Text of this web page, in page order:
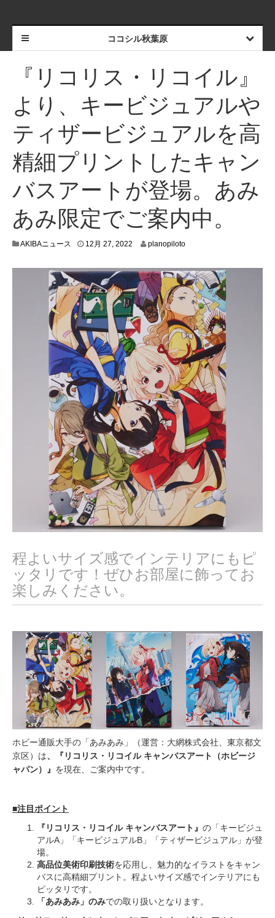
ココシル秋葉原
『リコリス・リコイル』
より、キービジュアルや
ティザービジュアルを高
精細プリントしたキャン
バスアートが登場。あみ
あみ限定でご案内中。
AKIBAニュース 12月 27, 2022
2
0
,
2
0
2
2
planopiloto
程よいサイズ感でインテリアにもピ
ッタリです！ぜひお部屋に飾ってお
楽しみください。
ホビー通販大手の「あみあみ」（運営：大網株式会社、東京都文
京区）は、 『 リコリス・リコイル キャンバスアート （ホビージ
ャパン） 』 を現在、ご案内中です。
■注目ポイント
『リコリス・リコイル キャンバスアート』 の「キービジュ
アルA」「キービジュアルB」「ティザービジュアル」が登
場。
高品位美術印刷技術を応用し、魅力的なイラストをキャン
バスに高精細プリント。程よいサイズ感でインテリアにも
ピッタリです。
「あみあみ」のみでの取り扱いとなります。